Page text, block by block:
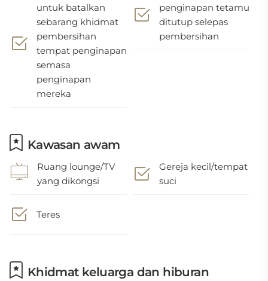
untuk batalkan
sebarang khidmat
pembersihan
tempat penginapan
semasa
penginapan
mereka
penginapan tetamu
ditutup selepas
pembersihan
Kawasan awam
Ruang lounge/TV
yang dikongsi
Gereja kecil/tempat
suci
Teres
Khidmat keluarga dan hiburan